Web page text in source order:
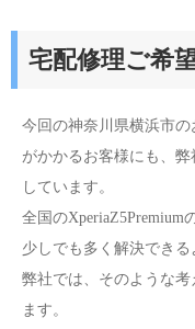
宅配修理ご希
今回の神奈川県横浜市
がかかるお客様にも、
しています。
全国のXperiaZ5Premium
少しでも多く解決できる
弊社では、そのような考
ます。